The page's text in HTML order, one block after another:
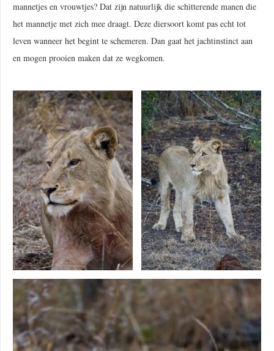
mannetjes en vrouwtjes? Dat zijn natuurlijk die schitterende manen die
het mannetje met zich mee draagt. Deze diersoort komt pas echt tot
leven wanneer het begint te schemeren. Dan gaat het jachtinstinct aan
en mogen prooien maken dat ze wegkomen.